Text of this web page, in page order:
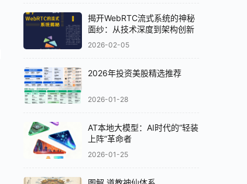
揭开WebRTC流式系统的神秘
面纱：从技术深度到架构创新
2026-02-05
2026年投资美股精选推荐
2026-01-28
AT本地大模型：AI时代的“轻装
上阵”革命者
2026-01-25